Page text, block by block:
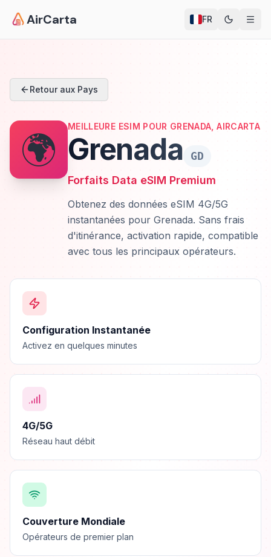
AirCarta FR
Retour aux Pays
🌍
MEILLEURE ESIM POUR GRENADA, AIRCARTA
Grenada
GD
Forfaits Data eSIM Premium
Obtenez des données eSIM 4G/5G
instantanées pour Grenada. Sans frais
d'itinérance, activation rapide, compatible
avec tous les principaux opérateurs.
Configuration Instantanée
Activez en quelques minutes
4G/5G
Réseau haut débit
Couverture Mondiale
Opérateurs de premier plan